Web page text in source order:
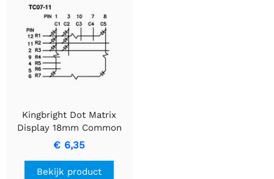
Kingbright Dot Matrix
Display 18mm Common
Cathode Red
€ 6,35
Bekijk product